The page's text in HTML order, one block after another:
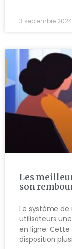
3 septembre 2024
Les
son
Le système
utilisateurs
en ligne.
disposition